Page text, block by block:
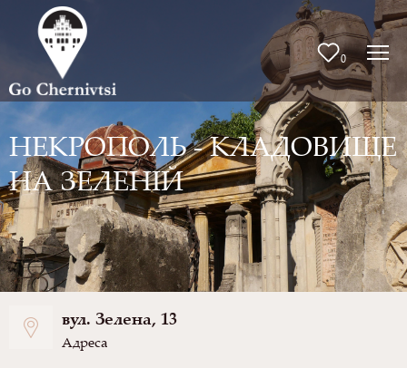
0
НЕКРОПОЛЬ - КЛАДОВИЩЕ
НА ЗЕЛЕНІЙ
Адреса
вул. Зелена, 13